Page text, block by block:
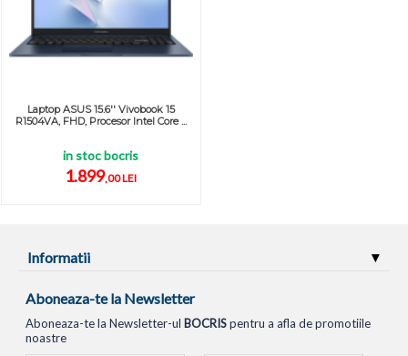
Laptop ASUS 15.6'' Vivobook 15
R1504VA, FHD, Procesor Intel Core ...
in stoc bocris
1.899,00 LEI
Informatii
Aboneaza-te la Newsletter
Aboneaza-te la Newsletter-ul BOCRISpentru a afla de promotiile
noastre